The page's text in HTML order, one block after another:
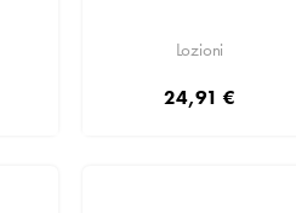
Lozioni
24,91 €